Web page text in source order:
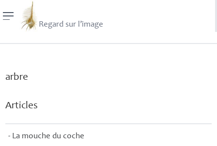
Regard sur l’image
arbre
Articles
- La mouche du coche